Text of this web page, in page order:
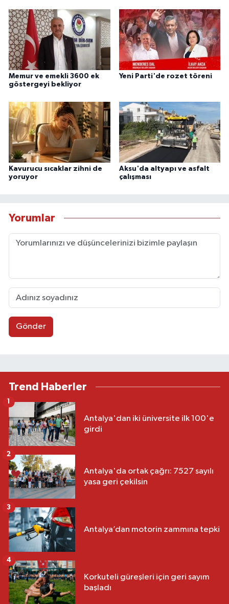
Memur ve emekli 3600 ek
göstergeyi bekliyor
Yeni Parti'de rozet töreni
Kavurucu sıcaklar zihni de
yoruyor
Aksu'da altyapı ve asfalt
çalışması
Yorumlar
Gönder
Trend Haberler
Antalya'dan iki üniversite ilk 100'e
girdi
1
Antalya'da ortak çağrı: 7527 sayılı
yasa geri çekilsin
2
Antalya’dan motorin zammına tepki
3
Korkuteli güreşleri için geri sayım
başladı
4